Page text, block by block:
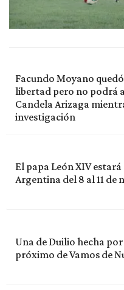
Facundo Moyano
libertad pero no podrá
Candela Arizaga
investigación
El papa León XIV estará
Argentina del 8 al 11 de
Una de Duilio hecha
próximo de Vamos de